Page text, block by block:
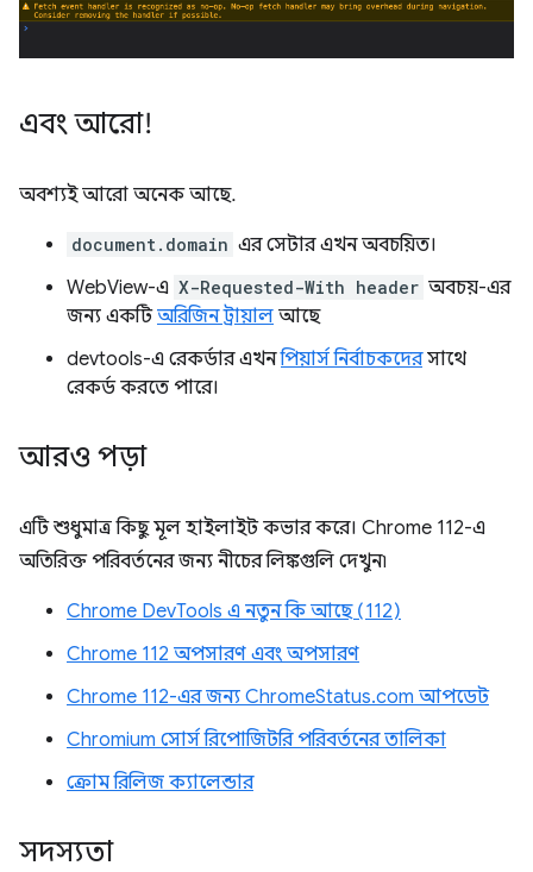
এবং আরো!
অবশ্যই আরো অনেক আছে.
document.domain এর সেটার এখন অবচয়িত।
WebView-এ X-Requested-With header অবচয়-এর
জন্য একটিঅরিজিন ট্রায়াল আছে
devtools-এ রেকর্ডার এখনপিয়ার্স নির্বাচকদেরসাথে
রেকর্ড করতে পারে।
আরও পড়া
এটি শুধুমাত্র কিছু মূল হাইলাইট কভার করে। Chrome 112-এ
অতিরিক্ত পরিবর্তনের জন্য নীচের লিঙ্কগুলি দেখুন৷
Chrome DevTools এ নতুন কি আছে (112)
Chrome 112 অপসারণ এবং অপসারণ
Chrome 112-এর জন্য ChromeStatus.com আপডেট
Chromium সোর্স রিপোজিটরি পরিবর্তনের তালিকা
ক্রোম রিলিজ ক্যালেন্ডার
সদস্যতা